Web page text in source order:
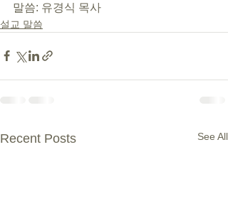
말씀: 유경식 목사
설교 말씀
Recent Posts See All